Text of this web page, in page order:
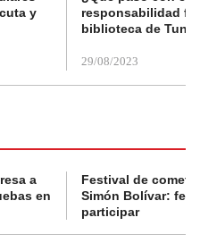
y
responsabilidad
biblioteca de
29/08/2023
a
en
Festival de
Simón Bolívar:
participar